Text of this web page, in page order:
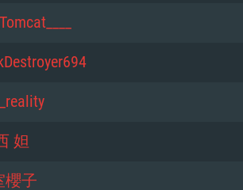
: DirectX 11 이상을 지원
로드밴드 인터넷
간: 22.1 GB (최소 클라
이와 비슷한 성능을 가지
최소 해상도: 720p
로드밴드 인터넷
간: 22.1 GB (최소 클라
: Vulkan 을 지원하고, 최
능을 가지며 최신 그래픽
(6개월 미만; 최소사
妲
櫻子